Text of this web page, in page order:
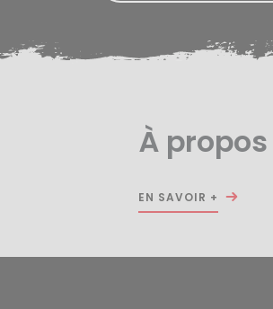
À
EN SAVOIR +